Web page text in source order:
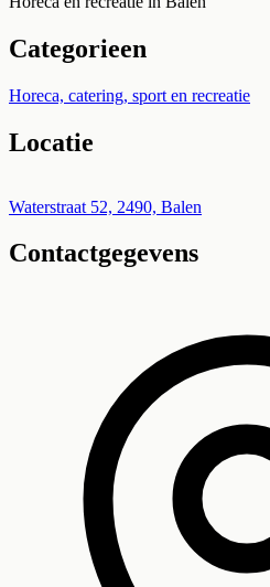
Categorieen
Horeca, catering, sport en recreatie
Locatie
+
−
Waterstraat 52, 2490, Balen
Contactgegevens